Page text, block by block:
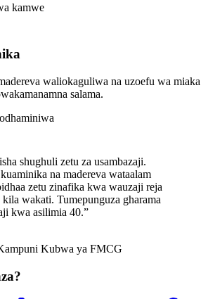
kamwe
waliokaguliwa na uzoefu wa miaka
salama.
shughuli zetu za usambazaji.
na madereva wataalam
zetu zinafika kwa wauzaji reja
wakati. Tumepunguza gharama
kwa asilimia 40.”
Kubwa ya FMCG